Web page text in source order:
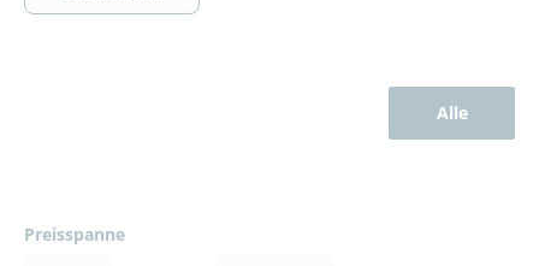
Alle
Preisspanne